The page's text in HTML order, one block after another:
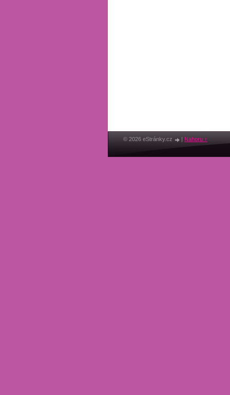
© 2026 eStránky.cz | Nahoru ↑